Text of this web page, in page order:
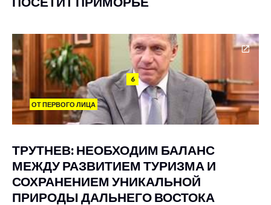
6
ОТ ПЕРВОГО ЛИЦА
ТРУТНЕВ: НЕОБХОДИМ БАЛАНС
МЕЖДУ РАЗВИТИЕМ ТУРИЗМА И
СОХРАНЕНИЕМ УНИКАЛЬНОЙ
ПРИРОДЫ ДАЛЬНЕГО ВОСТОКА